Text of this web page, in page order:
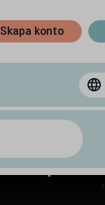
Skapa konto